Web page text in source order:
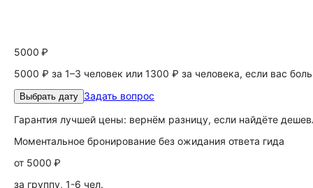
5000 ₽
5000 ₽ за 1–3 человек или 1300 ₽ за человека, если вас
Выбрать дату Задать вопрос
Гарантия лучшей цены: вернём разницу, если найдёте
Моментальное бронирование без ожидания ответа гида
от 5000 ₽
за группу, 1-6 чел.